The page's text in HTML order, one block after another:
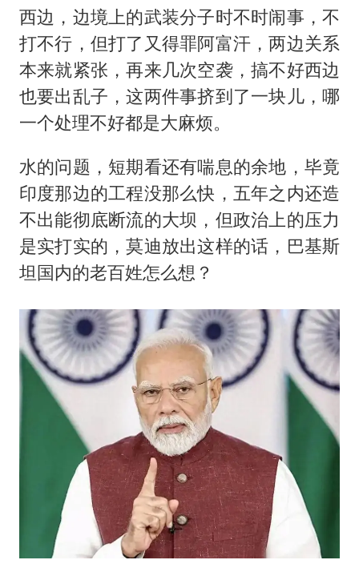
西边，边境上的武装分子时不时闹事，不
打不行，但打了又得罪阿富汗，两边关系
本来就紧张，再来几次空袭，搞不好西边
也要出乱子，这两件事挤到了一块儿，哪
一个处理不好都是大麻烦。
水的问题，短期看还有喘息的余地，毕竟
印度那边的工程没那么快，五年之内还造
不出能彻底断流的大坝，但政治上的压力
是实打实的，莫迪放出这样的话，巴基斯
坦国内的老百姓怎么想？